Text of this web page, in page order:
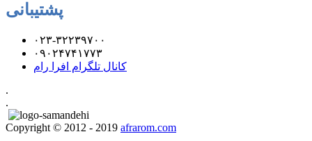
پشتیبانی
۰۲۳-۳۲۲۳۹۷۰۰
۰۹۰۲۴۷۴۱۷۷۳
کانال تلگرام افرا رام
.
.
Copyright © 2012 - 2019 afrarom.com